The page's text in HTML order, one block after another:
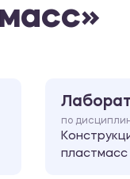
по
пластмасс